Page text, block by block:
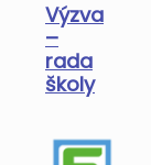
Výzva
–
rada
školy